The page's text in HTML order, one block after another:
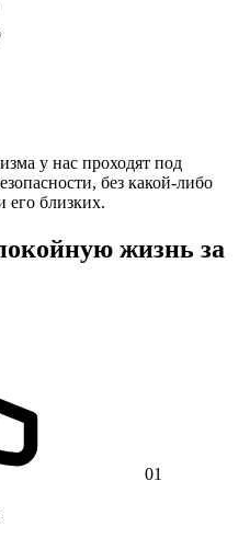
у нас проходят под
без какой-либо
его близких.
жизнь за
01